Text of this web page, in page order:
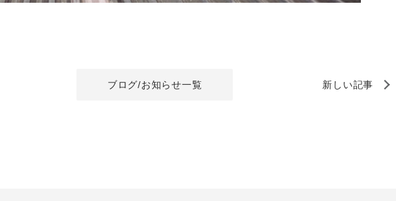
ブログ/お知らせ一覧 新しい記事